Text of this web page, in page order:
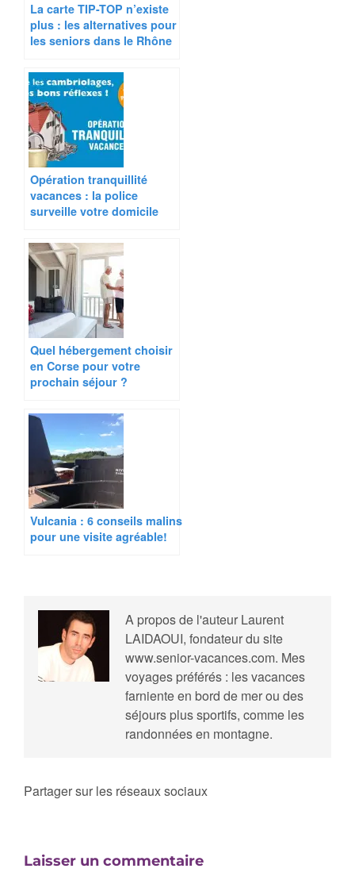
La carte TIP-TOP n’existe
plus : les alternatives pour
les seniors dans le Rhône
Opération tranquillité
vacances : la police
surveille votre domicile
Quel hébergement choisir
en Corse pour votre
prochain séjour ?
Vulcania : 6 conseils malins
pour une visite agréable!
A propos de l'auteur Laurent
LAIDAOUI, fondateur du site
www.senior-vacances.com. Mes
voyages préférés : les vacances
farniente en bord de mer ou des
séjours plus sportifs, comme les
randonnées en montagne.
Partager sur les réseaux sociaux
Laisser un commentaire